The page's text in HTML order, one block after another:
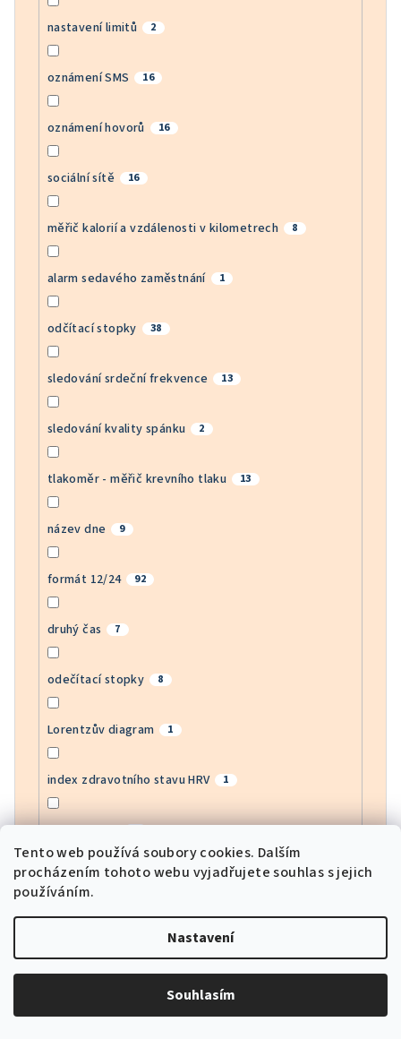
Tento web používá soubory cookies. Dalším
procházením tohoto webu vyjadřujete souhlas s jejich
používáním.
Nastavení
Souhlasím
nastavení limitů 2
oznámení SMS 16
oznámení hovorů 16
sociální sítě 16
měřič kalorií a vzdálenosti v kilometrech 8
alarm sedavého zaměstnání 1
odčítací stopky 38
sledování srdeční frekvence 13
sledování kvality spánku 2
tlakoměr - měřič krevního tlaku 13
název dne 9
formát 12/24 92
druhý čas 7
odečítací stopky 8
Lorentzův diagram 1
index zdravotního stavu HRV 1
monitor EGG 1
monitor krevního kyslíku 11
sledování srdeční frekvence APP